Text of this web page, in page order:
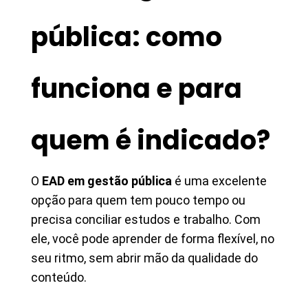
pública: como
funciona e para
quem é indicado?
O EAD em gestão pública é uma excelente
opção para quem tem pouco tempo ou
precisa conciliar estudos e trabalho. Com
ele, você pode aprender de forma flexível, no
seu ritmo, sem abrir mão da qualidade do
conteúdo.